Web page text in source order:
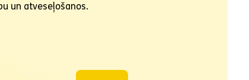
un atveseļošanos.